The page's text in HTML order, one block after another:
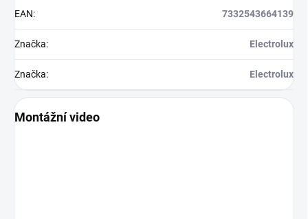
EAN: 7332543664139
Značka: Electrolux
Značka: Electrolux
Montážní video